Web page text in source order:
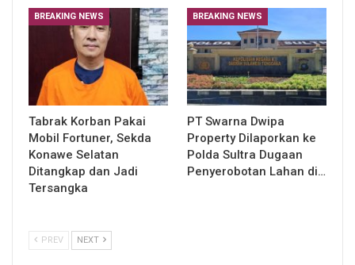
BREAKING NEWS
Tabrak Korban Pakai
Mobil Fortuner, Sekda
Konawe Selatan
Ditangkap dan Jadi
Tersangka
BREAKING NEWS
PT Swarna Dwipa
Property Dilaporkan ke
Polda Sultra Dugaan
Penyerobotan Lahan di…
PREV NEXT